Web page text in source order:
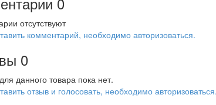
отсутствуют
комментарий, необходимо авторизоваться.
0
данного товара пока нет.
отзыв и голосовать, необходимо авторизоваться.